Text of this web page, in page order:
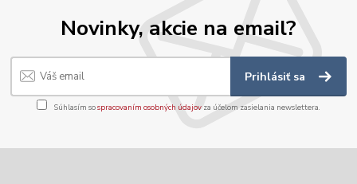
Novinky, akcie na email?
Prihlásiť sa
Súhlasím sospracovaním osobných údajov za účelom zasielania newslettera.